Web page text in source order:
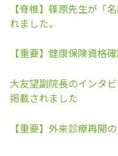
【脊椎】篠原先生が「
れました。
【重要】健康保険資格
大友望副院長のインタ
掲載されました
【重要】外来診療再